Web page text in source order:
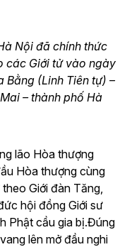
Nội đã chính thức
các Giới tử vào ngày
(Linh Tiên tự) –
– thành phố Hà
lão Hòa thượng
Hòa thượng cùng
Giới đàn Tăng,
hội đồng Giới sư
Phật cầu gia bị.Đúng
lên mở đầu nghi